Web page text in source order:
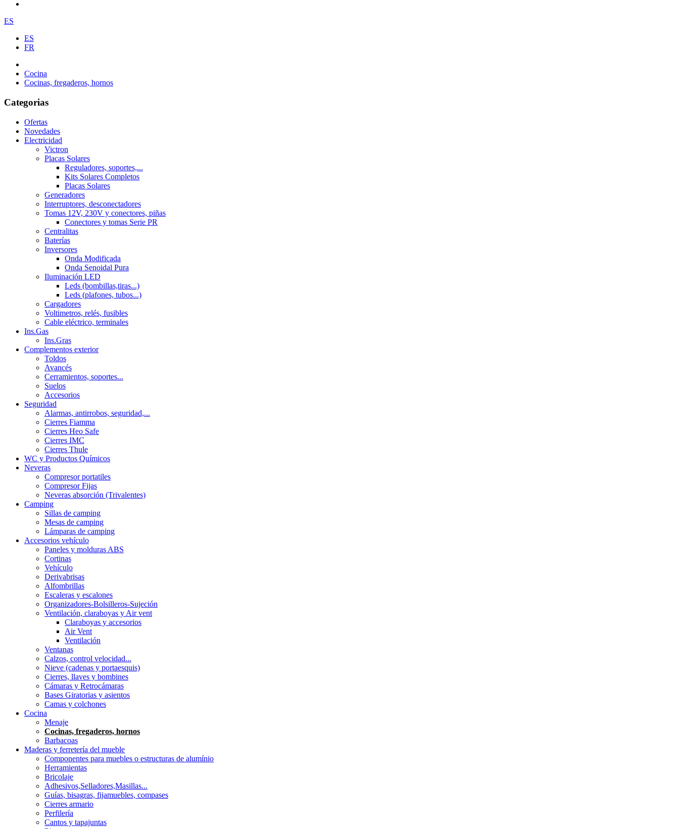
ES
ES
FR
Cocina
Cocinas, fregaderos, hornos
Categorias
Ofertas
Novedades
Electricidad
Victron
Placas Solares
Reguladores, soportes,...
Kits Solares Completos
Placas Solares
Generadores
Interruptores, desconectadores
Tomas 12V, 230V y conectores, piñas
Conectores y tomas Serie PR
Centralitas
Baterías
Inversores
Onda Modificada
Onda Senoidal Pura
Iluminación LED
Leds (bombillas,tiras...)
Leds (plafones, tubos...)
Cargadores
Voltimetros, relés, fusibles
Cable eléctrico, terminales
Ins.Gas
Ins.Gras
Complementos exterior
Toldos
Avancés
Cerramientos, soportes...
Suelos
Accesorios
Seguridad
Alarmas, antirrobos, seguridad,...
Cierres Fiamma
Cierres Heo Safe
Cierres IMC
Cierres Thule
WC y Productos Químicos
Neveras
Compresor portatiles
Compresor Fijas
Neveras absorción (Trivalentes)
Camping
Sillas de camping
Mesas de camping
Lámparas de camping
Accesorios vehículo
Paneles y molduras ABS
Cortinas
Vehículo
Derivabrisas
Alfombrillas
Escaleras y escalones
Organizadores-Bolsilleros-Sujeción
Ventilación, claraboyas y Air vent
Claraboyas y accesorios
Air Vent
Ventilación
Ventanas
Calzos, control velocidad...
Nieve (cadenas y portaesquis)
Cierres, llaves y bombines
Cámaras y Retrocámaras
Bases Giratorias y asientos
Camas y colchones
Cocina
Menaje
Cocinas, fregaderos, hornos
Barbacoas
Maderas y ferretería del mueble
Componentes para muebles o estructuras de alumínio
Herramientas
Bricolaje
Adhesivos,Selladores,Masillas...
Guías, bisagras, fijamuebles, compases
Cierres armario
Perfilería
Cantos y tapajuntas